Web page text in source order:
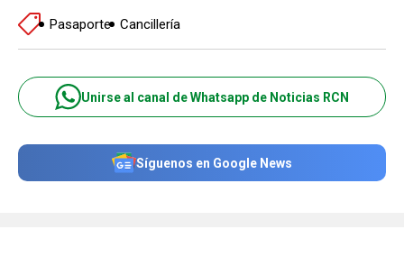
Pasaporte Cancillería
Unirse al canal de Whatsapp de Noticias RCN
Síguenos en Google News